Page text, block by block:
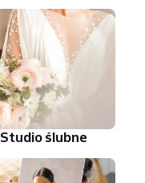
Studio ślubne